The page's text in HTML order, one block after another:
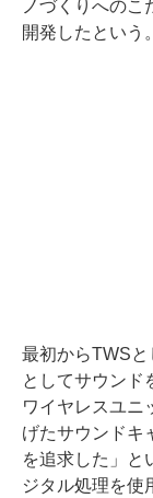
ノづくりへのこ
開発したという。
最初からTWS
としてサウンド
ワイヤレスユニ
げたサウンドキ
を追求した」と
ジタル処理を使